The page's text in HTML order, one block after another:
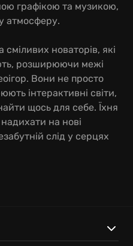
графікою та музикою,
атмосферу.
новаторів, які
розширюючи межі
Вони не просто
інтерактивні світи,
щось для себе. Їхня
на нові
слід у серцях